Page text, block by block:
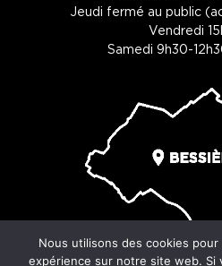
Jeudi fermé au public
Vendredi
Samedi 9h30-
Nous utilisons des cookies
expérience sur notre site web. Si